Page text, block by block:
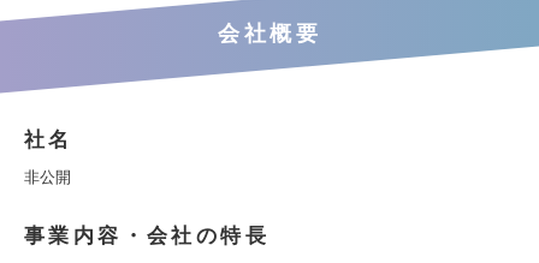
会社概要
社名
非公開
事業内容・会社の特長